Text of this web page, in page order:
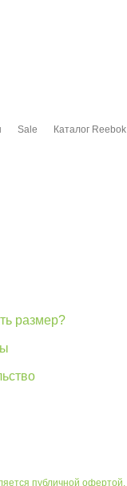
Sale Каталог Reebok
размер?
публичной офертой.